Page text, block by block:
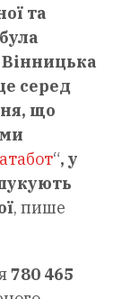
та
серед
що
“, у
, пише
780 465